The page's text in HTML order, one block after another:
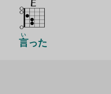
言
い
った